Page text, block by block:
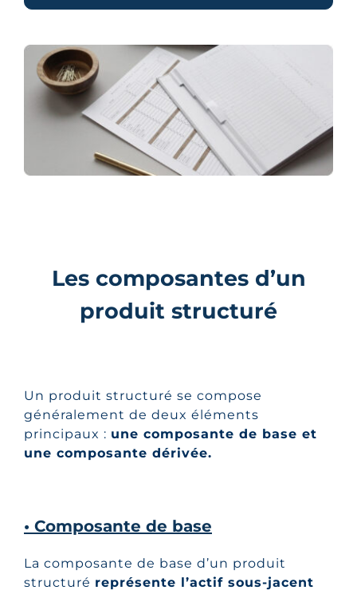
Les composantes d’un
produit structuré
Un produit structuré se compose
généralement de deux éléments
principaux : une composante de base et
une composante dérivée.
• Composante de base
La composante de base d’un produit
structuré représente l’actif sous-jacent